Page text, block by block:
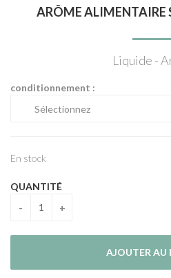
ARÔME ALIMENTAIRE
Liquide -
conditionnement :
En stock
QUANTITÉ